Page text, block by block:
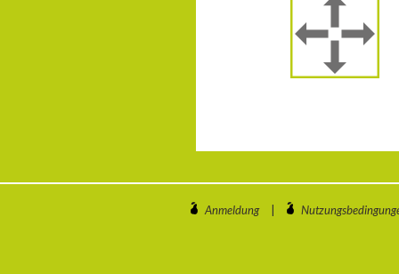
Anmeldung